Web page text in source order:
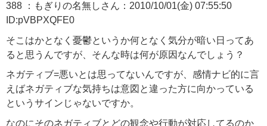
388 ：もぎりの名無しさん：2010/10/01(金) 07:55:50
ID:pVBPXQFE0
そこはかとなく憂鬱というか何となく気分が暗い日ってあ
ると思うんですが、そんな時は何が原因なんでしょう？
ネガティブ=悪いとは思ってないんですが、感情ナビ的に言
えばネガティブな気持ちは意図と違った方に向かっている
というサインじゃないですか。
なのにそのネガティブとどの観念や行動が対応してるのか